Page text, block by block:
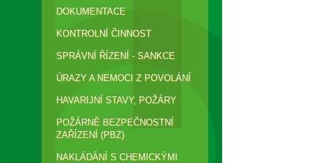
DOKUMENTACE
KONTROLNÍ ČINNOST
SPRÁVNÍ ŘÍZENÍ - SANKCE
ÚRAZY A NEMOCI Z POVOLÁNÍ
HAVARIJNÍ STAVY, POŽÁRY
POŽÁRNĚ BEZPEČNOSTNÍ
ZAŘÍZENÍ (PBZ)
NAKLÁDÁNÍ S CHEMICKÝMI